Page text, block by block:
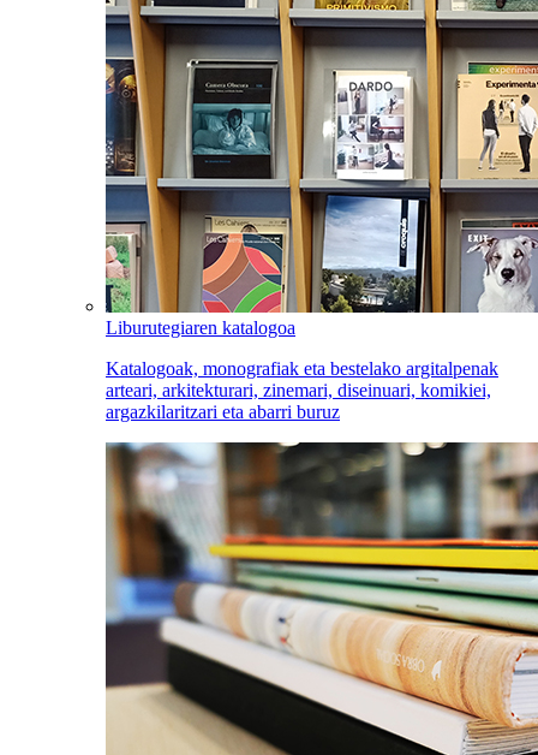
Liburutegiaren katalogoa
Katalogoak, monografiak eta bestelako argitalpenak
arteari, arkitekturari, zinemari, diseinuari, komikiei,
argazkilaritzari eta abarri buruz